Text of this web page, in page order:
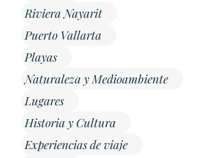
Riviera Nayarit
Puerto Vallarta
Playas
Naturaleza y Medioambiente
Lugares
Historia y Cultura
Experiencias de viaje